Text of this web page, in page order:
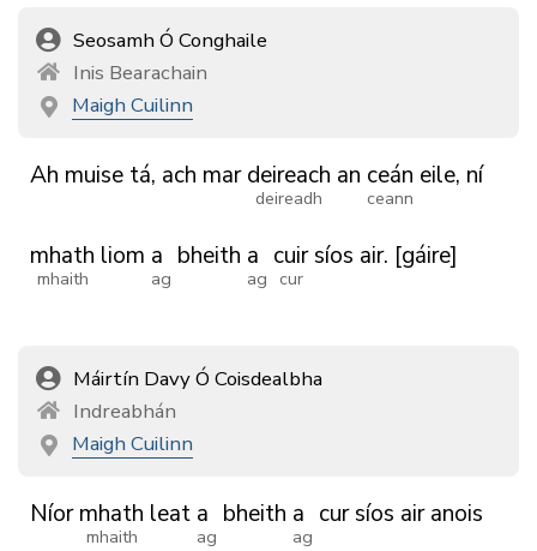
Seosamh Ó Conghaile
Inis Bearachain
Maigh Cuilinn
Ah muise tá, ach mar deireach
deireadh
an ceán
ceann
eile, ní
mhath
mhaith
liom a
ag
bheith a
ag
cuir
cur
síos air. [gáire]
Máirtín Davy Ó Coisdealbha
Indreabhán
Maigh Cuilinn
Níor mhath
mhaith
leat a
ag
bheith a
ag
cursíos air anois